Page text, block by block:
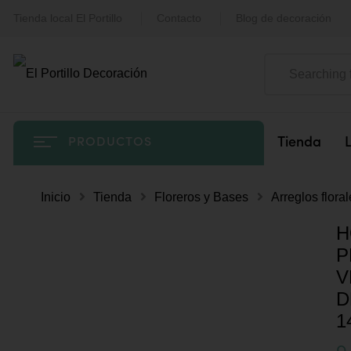
PRODUCTOS Tienda
Inicio Tienda Floreros y Bases Arreglos